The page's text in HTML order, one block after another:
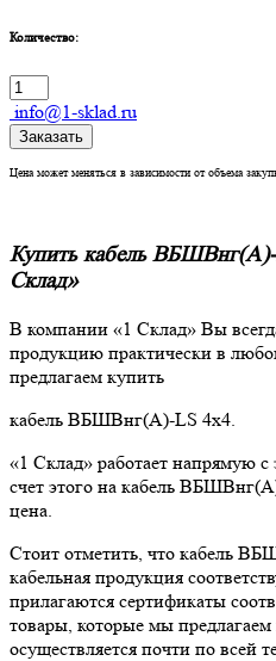
Количество:
info@1-sklad.ru
Заказать
Цена может меняться в зависимости от объема
Купить кабель ВБШВнг(А)-
Склад»
В компании «1 Склад» Вы
продукцию практически в
предлагаем купить
кабель ВБШВнг(А)-LS 4х4.
«1 Склад» работает напрямую с
счет этого на кабель
цена.
Стоит отметить, что кабель
кабельная продукция
прилагаются сертификаты
товары, которые мы
осуществляется почти по всей